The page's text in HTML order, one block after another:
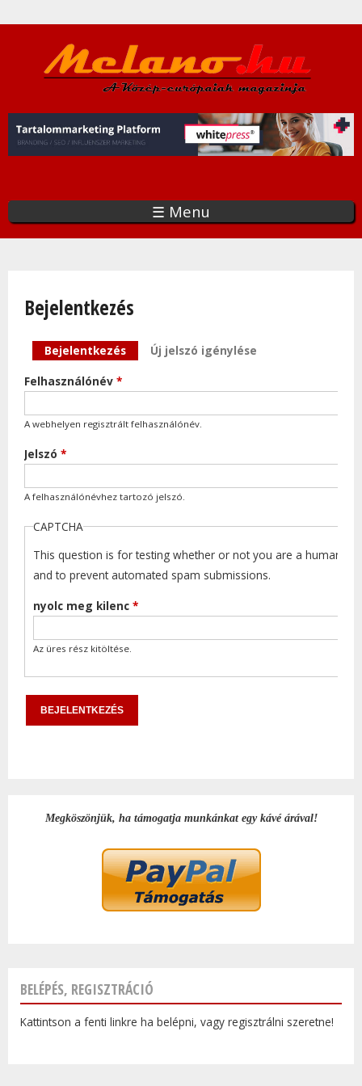
a
tartalomra
☰ Menu
Bejelentkezés
Elsődleges fülek
Bejelentkezés (aktív fül)
Új jelszó igénylése
Felhasználónév *
A webhelyen regisztrált felhasználónév.
Jelszó *
A felhasználónévhez tartozó jelszó.
CAPTCHA
This question is for testing whether or not you are a human
and to prevent automated spam submissions.
nyolc meg kilenc *
Az üres rész kitöltése.
Megköszönjük, ha támogatja munkánkat egy kávé árával!
BELÉPÉS, REGISZTRÁCIÓ
Kattintson a fenti linkre ha belépni, vagy regisztrálni szeretne!